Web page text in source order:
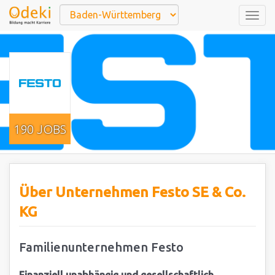
190 JOBS
Über Unternehmen Festo SE & Co.
KG
Familienunternehmen Festo